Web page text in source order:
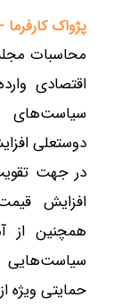
پژواک کارفرما -
محاسبات
اقتصادی
سیاست‌های
دوستعلی
در جهت
افزایش
همچنین از
سیاست‌هایی
حمایتی ویژه